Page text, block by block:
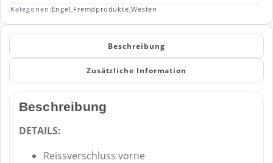
Kategorien: Engel,Fremdprodukte,Westen
Beschreibung
Zusätzliche Information
Beschreibung
DETAILS:
Reissverschluss vorne